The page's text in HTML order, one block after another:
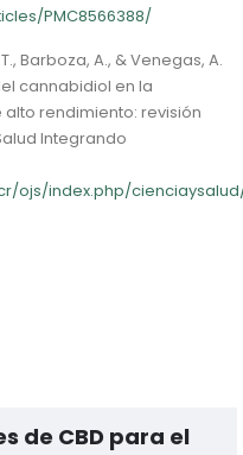
PMC8566388/
Barboza, A., & Venegas, A.
cannabidiol en la
rendimiento: revisión
Integrando
ojs/index.php/
de CBD para el